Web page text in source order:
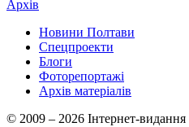
Архів
Новини Полтави
Спецпроекти
Блоги
Фоторепортажі
Архів матеріалів
© 2009 – 2026 Інтернет-